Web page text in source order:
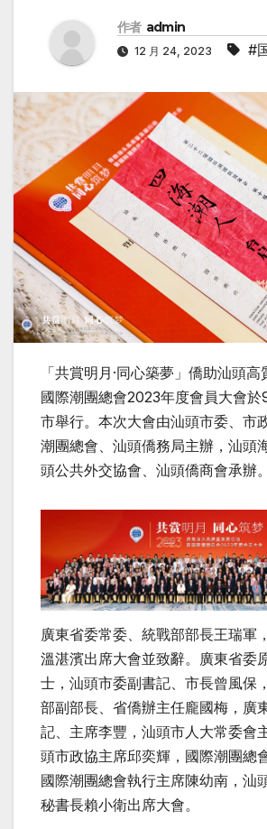
作者 admin
12 月 24, 2023 #
「共賞明月·同心築夢」僑助汕頭
國際潮團總會2023年度會員大會於
市舉行。本次大會由汕頭市委、市
潮團總會、汕頭僑務局主辦，汕頭
頭公共外交協會、汕頭僑商會承辦。
廣東省委常委、統戰部部長王瑞軍
溫湛濱出席大會並致辭。廣東省委
士，汕頭市委副書記、市長曾風保
部副部長、省僑辦主任龐國梅，廣
記、主席李豐，汕頭市人大常委會
頭市政協主席邱奕輝，國際潮團總
國際潮團總會執行主席陳幼南，汕
秘書長賴小衛出席大會。